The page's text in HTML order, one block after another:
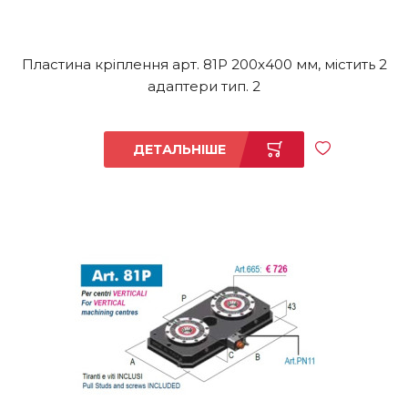
Пластина кріплення арт. 81P 200x400 мм, містить 2
адаптери тип. 2
ДЕТАЛЬНІШЕ